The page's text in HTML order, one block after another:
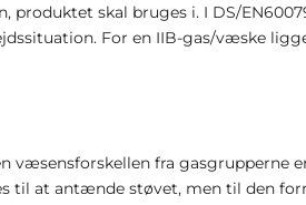
skal bruges i. I DS/
For en IIB-gas/væske
fra gasgrupperne
til at antænde støvet, men til den